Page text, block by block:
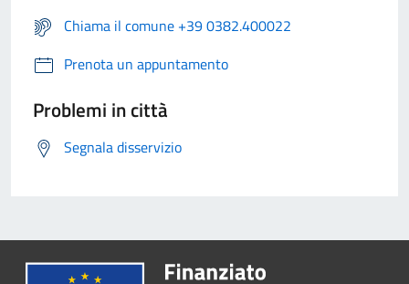
Chiama il comune +39 0382.400022
Prenota un appuntamento
Problemi in città
Segnala disservizio